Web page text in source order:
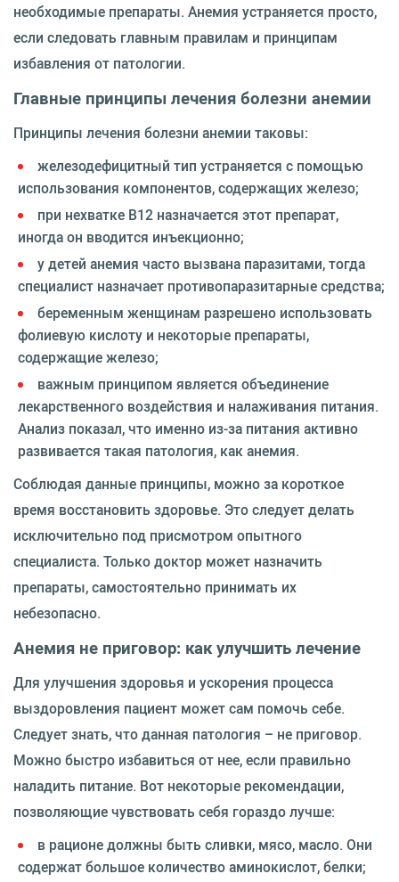
необходимые препараты. Анемия устраняется просто,
если следовать главным правилам и принципам
избавления от патологии.
Главные принципы лечения болезни анемии
Принципы лечения болезни анемии таковы:
железодефицитный тип устраняется с помощью
использования компонентов, содержащих железо;
при нехватке В12 назначается этот препарат,
иногда он вводится инъекционно;
у детей анемия часто вызвана паразитами, тогда
специалист назначает противопаразитарные средства;
беременным женщинам разрешено использовать
фолиевую кислоту и некоторые препараты,
содержащие железо;
важным принципом является объединение
лекарственного воздействия и налаживания питания.
Анализ показал, что именно из-за питания активно
развивается такая патология, как анемия.
Соблюдая данные принципы, можно за короткое
время восстановить здоровье. Это следует делать
исключительно под присмотром опытного
специалиста. Только доктор может назначить
препараты, самостоятельно принимать их
небезопасно.
Анемия не приговор: как улучшить лечение
Для улучшения здоровья и ускорения процесса
выздоровления пациент может сам помочь себе.
Следует знать, что данная патология – не приговор.
Можно быстро избавиться от нее, если правильно
наладить питание. Вот некоторые рекомендации,
позволяющие чувствовать себя гораздо лучше:
в рационе должны быть сливки, мясо, масло. Они
содержат большое количество аминокислот, белки;